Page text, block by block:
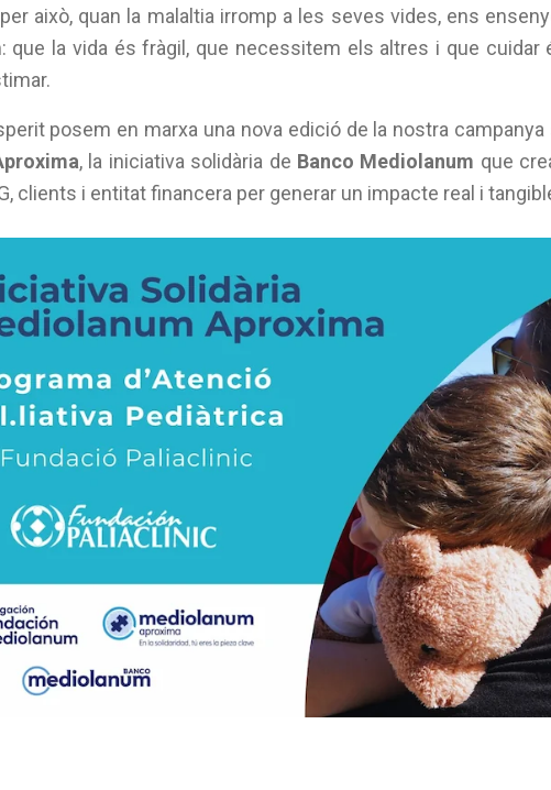
això, quan la malaltia irromp a les seves vides, ens
que la vida és fràgil, que necessitem els altres i que
posem en marxa una nova edició de la nostra campanya
, la iniciativa solidària de Banco Mediolanum que
clients i entitat financera per generar un impacte real i